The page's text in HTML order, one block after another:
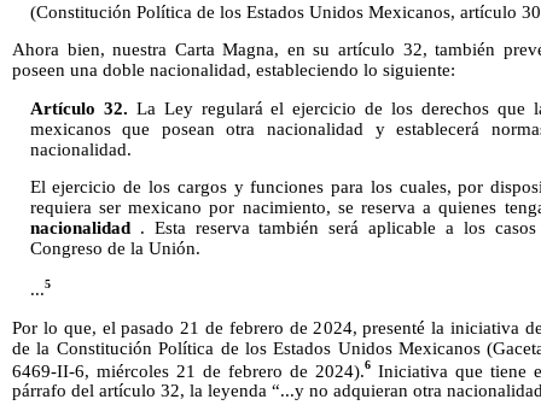
(Constitución Política de los Estados Unidos Mexicanos, artículo
Ahora bien, nuestra Carta Magna, en su artículo 32, también
poseen una doble nacionalidad, estableciendo lo siguiente:
Artículo 32. La Ley regulará el ejercicio de los derechos que
mexicanos que posean otra nacionalidad y establecerá
nacionalidad.
El ejercicio de los cargos y funciones para los cuales, por
requiera ser mexicano por nacimiento, se reserva a quienes
nacionalidad. Esta reserva también será aplicable a los
Congreso de la Unión.
...5
Por lo que, el pasado 21 de febrero de 2024, presenté la iniciativa
de la Constitución Política de los Estados Unidos Mexicanos
6469-II-6, miércoles 21 de febrero de 2024).6 Iniciativa que tiene
párrafo del artículo 32, la leyenda “...y no adquieran otra